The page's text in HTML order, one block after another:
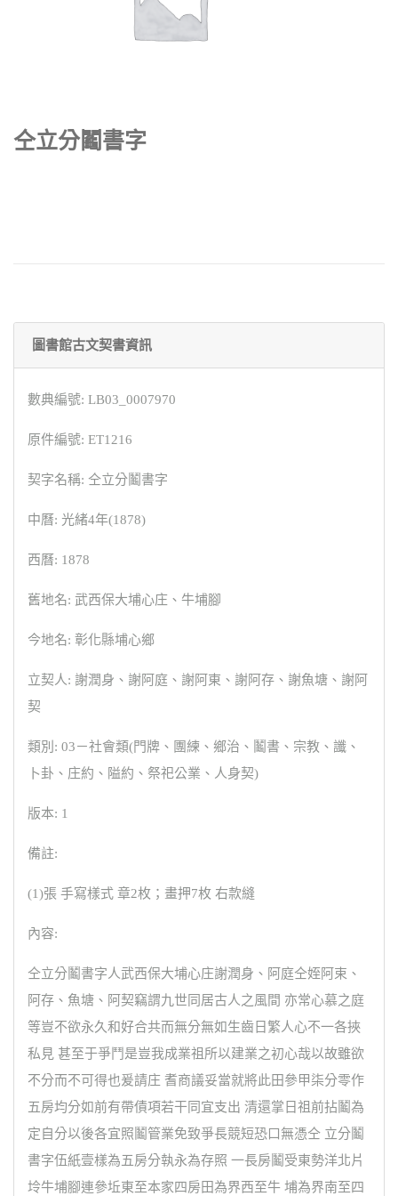
仝立分鬮書字
圖書館古文契書資訊
數典編號: LB03_0007970
原件編號: ET1216
契字名稱: 仝立分鬮書字
中曆: 光緒4年(1878)
西曆: 1878
舊地名: 武西保大埔心庄、牛埔腳
今地名: 彰化縣埔心鄉
立契人: 謝潤身、謝阿庭、謝阿東、謝阿存、謝魚塘、謝阿
契
類別: 03－社會類(門牌、團練、鄉治、鬮書、宗教、讖、
卜卦、庄約、隘約、祭祀公業、人身契)
版本: 1
備註:
(1)張 手寫樣式 章2枚；畫押7枚 右款縫
內容:
仝立分鬮書字人武西保大埔心庄謝潤身、阿庭仝姪阿束、
阿存、魚塘、阿契竊謂九世同居古人之風間 亦常心慕之庭
等豈不欲永久和好合共而無分無如生齒日繁人心不一各挾
私見 甚至于爭鬥是豈我成業祖所以建業之初心哉以故雖欲
不分而不可得也爰請庄 耆商議妥當就將此田參甲柒分零作
五房均分如前有帶債項若干同宜支出 清還掌日祖前拈鬮為
定自分以後各宜照鬮管業免致爭長競短恐口無憑仝 立分鬮
書字伍紙壹樣為五房分執永為存照 一長房鬮受東勢洋北片
坽牛埔腳連參坵東至本家四房田為界西至牛 埔為界南至四